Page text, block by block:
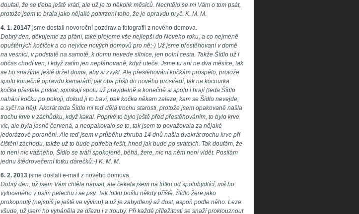
doufali, že se třeba ještě vrátí, ale už je to několik měsíců. Nechtělo se mi Vám o tom psát,
protože jsem to brala jako nějaké potvrzení toho, že je opravdu pryč. K. M. M.
4. 1. 20147 jsme dostali novoroční pozdrav a fotografii z nového domova.
Dobrý den, děkujeme za přání, také přejeme vše nejlepší do Nového roku, a co nejméně
opuštěných kočiček a co nejvíce nových domovů pro ně;-) Už jsme přestěhovaní v domě
na vesnici, v podstatě na samotě, k domu nevede silnice, jen polní cesta. Takže Šídlo už i
občas chodí ven, i když zatím jen neplánovaně, když uteče. Jsme tu ani ne dva měsíce, tak
se ho snažíme ještě držet doma, aby si zvykl. Ale přestěhování kočkám prospělo, protože
spolu konečně opravdu kamarádí, jak oba přišli do nového prostředí, tak na kocourka
kočka přestala prskat, spinkají spolu už pravidelně a konečně si spolu i hrají (teda Šídlo
nahání kočku po pokoji, dokud ji to baví, pak kočka někam zaleze, kam se Šídlo nevejde,
a syčí na něj). Akorát teda Šídlo mi teď dělá trochu starosti, protože jsem opakovaně našla
trochu krve v záchůdku, když kakal. Poprvé to bylo ještě před přestěhováním, to bylo krve
víc, ale byla jasně červená, a neopakovalo se to, tak jsem to považovala za nějaké
jedorázové poranění. Ale teď jsem v průběhu zhruba 14 dnů našla dvakrát trochu krve při
čištění záchodu, takže už to bude potřeba řešit, hned jak bude po svátcích. Tak doufám, že
to není nic vážného, Šídlo se tváří spokojeně, běhá, žere, nic na něm není vidět. Posílám
jednu štědrovečerní fotku dárečků:-) K. M. M.
6. 2. 2013 jsme dostali e-mail z nového domova.
Dobrý den, už jsem Vám chtěla napsat, ale čekala jsem na fotku od spolubydlící, má ho
vyfoceného v psím pelechu i se psy. Tak fotku pošlu někdy příště. Šídlo žere jako
prokopnutý (nejspíš je ještě ve vývinu) a už je zabydlený až dost, aspoň podle něho. Leze
všude, už jsem ho vyháněla ze dřezu i z trouby. Při každé příležitosti se snaží proklouznout